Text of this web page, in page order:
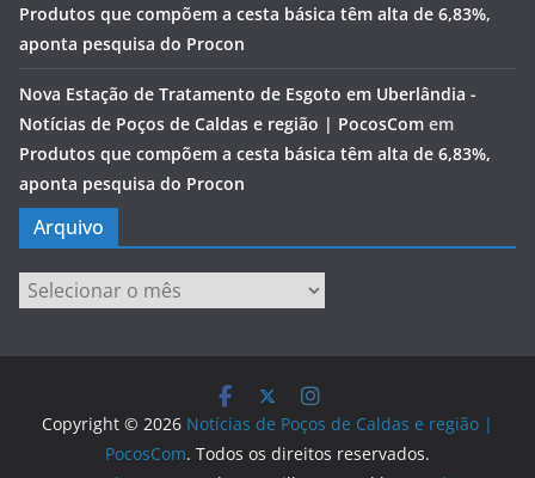
Produtos que compõem a cesta básica têm alta de 6,83%,
aponta pesquisa do Procon
Nova Estação de Tratamento de Esgoto em Uberlândia -
Notícias de Poços de Caldas e região | PocosCom em
Produtos que compõem a cesta básica têm alta de 6,83%,
aponta pesquisa do Procon
Arquivo
Arquivo
Copyright © 2026 Notícias de Poços de Caldas e região |
PocosCom. Todos os direitos reservados.